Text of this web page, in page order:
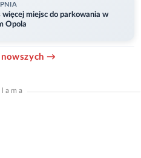
więcej miejsc do parkowania w
Opola
→